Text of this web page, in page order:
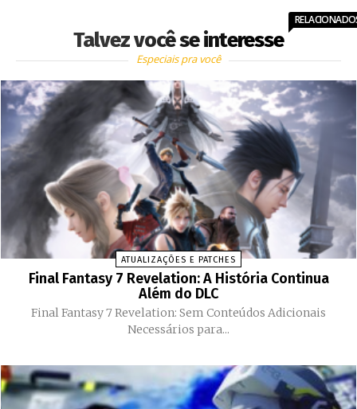
Talvez você se interesse
Especiais pra você
ATUALIZAÇÕES E PATCHES
Final Fantasy 7 Revelation: A História Continua
Além do DLC
Final Fantasy 7 Revelation: Sem Conteúdos Adicionais
Necessários para...